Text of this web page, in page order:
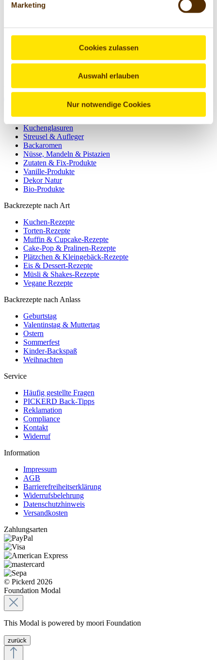
Marketing
Cookies zulassen
Auswahl erlauben
Nur notwendige Cookies
KG
Für Lieferungen innerhalb Deutschlands wird eine
Versandkostenpauschale in Höhe von4,95 €
Werde Pickerd-Fan!
Produkte zum Backen und Dekorieren
Kuchenglasuren
Streusel & Aufleger
Backaromen
Nüsse, Mandeln & Pistazien
Zutaten & Fix-Produkte
Vanille-Produkte
Dekor Natur
Bio-Produkte
Backrezepte nach Art
Kuchen-Rezepte
Torten-Rezepte
Muffin & Cupcake-Rezepte
Cake-Pop & Pralinen-Rezepte
Plätzchen & Kleingebäck-Rezepte
Eis & Dessert-Rezepte
Müsli & Shakes-Rezepte
Vegane Rezepte
Backrezepte nach Anlass
Geburtstag
Valentinstag & Muttertag
Ostern
Sommerfest
Kinder-Backspaß
Weihnachten
Service
Häufig gestellte Fragen
PICKERD Back-Tipps
Reklamation
Compliance
Kontakt
Widerruf
Information
Impressum
AGB
Barrierefreiheitserklärung
Widerrufsbelehrung
Datenschutzhinweis
Versandkosten
Zahlungsarten
© Pickerd 2026
Foundation Modal
This Modal is powered by moori Foundation
zurück